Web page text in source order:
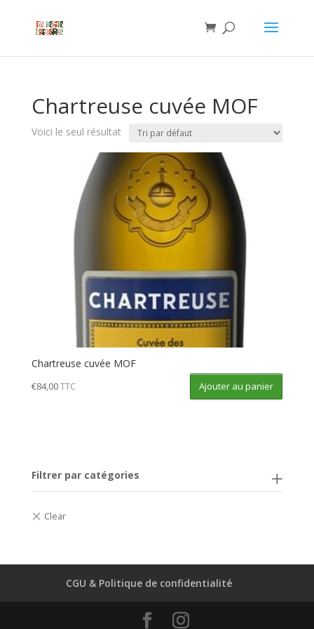
Chartreuse cuvée MOF
Voici le seul résultat
Chartreuse cuvée MOF
€84,00TTC Ajouter au panier
Filtrer par catégories
CGU & Politique de confidentialité